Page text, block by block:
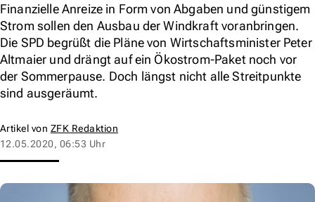
Finanzielle Anreize in Form von Abgaben und günstigem
Strom sollen den Ausbau der Windkraft voranbringen.
Die SPD begrüßt die Pläne von Wirtschaftsminister Peter
Altmaier und drängt auf ein Ökostrom-Paket noch vor
der Sommerpause. Doch längst nicht alle Streitpunkte
sind ausgeräumt.
Artikel von ZFK Redaktion
12.05.2020, 06:53 Uhr